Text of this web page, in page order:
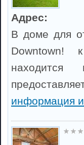
Адрес:
В доме для
Downtown!
информация